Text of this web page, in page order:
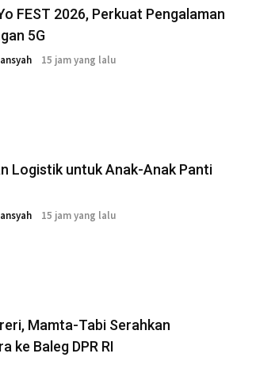
FEST 2026, Perkuat Pengalaman
5G
15 jam yang lalu
Logistik untuk Anak-Anak Panti
15 jam yang lalu
Mamta-Tabi Serahkan
ke Baleg DPR RI